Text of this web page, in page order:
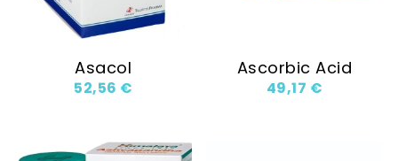
Asacol
52,56 €
Ascorbic Acid
49,17 €